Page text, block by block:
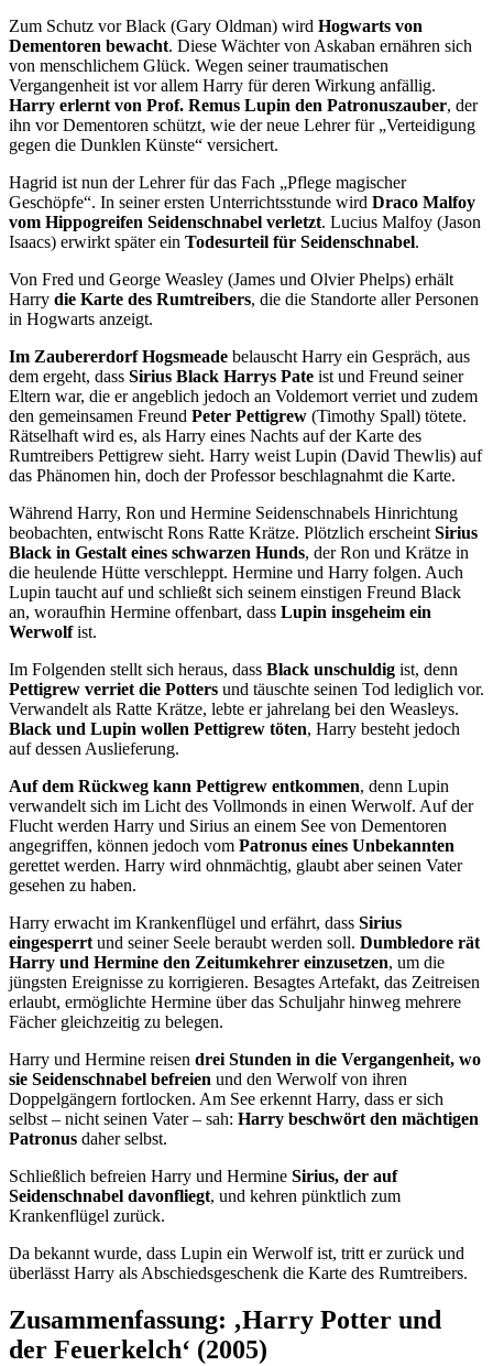
Zum Schutz vor Black (Gary Oldman) wird Hogwarts von
Dementoren bewacht. Diese Wächter von Askaban ernähren sich
von menschlichem Glück. Wegen seiner traumatischen
Vergangenheit ist vor allem Harry für deren Wirkung anfällig.
Harry erlernt von Prof. Remus Lupin den Patronuszauber, der
ihn vor Dementoren schützt, wie der neue Lehrer für „Verteidigung
gegen die Dunklen Künste“ versichert.
Hagrid ist nun der Lehrer für das Fach „Pflege magischer
Geschöpfe“. In seiner ersten Unterrichtsstunde wird Draco Malfoy
vom Hippogreifen Seidenschnabel verletzt. Lucius Malfoy (Jason
Isaacs) erwirkt später ein Todesurteil für Seidenschnabel.
Von Fred und George Weasley (James und Olvier Phelps) erhält
Harry die Karte des Rumtreibers, die die Standorte aller Personen
in Hogwarts anzeigt.
Im Zaubererdorf Hogsmeade belauscht Harry ein Gespräch, aus
dem ergeht, dass Sirius Black Harrys Pate ist und Freund seiner
Eltern war, die er angeblich jedoch an Voldemort verriet und zudem
den gemeinsamen Freund Peter Pettigrew (Timothy Spall) tötete.
Rätselhaft wird es, als Harry eines Nachts auf der Karte des
Rumtreibers Pettigrew sieht. Harry weist Lupin (David Thewlis) auf
das Phänomen hin, doch der Professor beschlagnahmt die Karte.
Während Harry, Ron und Hermine Seidenschnabels Hinrichtung
beobachten, entwischt Rons Ratte Krätze. Plötzlich erscheint Sirius
Black in Gestalt eines schwarzen Hunds, der Ron und Krätze in
die heulende Hütte verschleppt. Hermine und Harry folgen. Auch
Lupin taucht auf und schließt sich seinem einstigen Freund Black
an, woraufhin Hermine offenbart, dass Lupin insgeheim ein
Werwolfist.
Im Folgenden stellt sich heraus, dass Black unschuldig ist, denn
Pettigrew verriet die Potters und täuschte seinen Tod lediglich vor.
Verwandelt als Ratte Krätze, lebte er jahrelang bei den Weasleys.
Black und Lupin wollen Pettigrew töten, Harry besteht jedoch
auf dessen Auslieferung.
Auf dem Rückweg kann Pettigrew entkommen, denn Lupin
verwandelt sich im Licht des Vollmonds in einen Werwolf. Auf der
Flucht werden Harry und Sirius an einem See von Dementoren
angegriffen, können jedoch vom Patronus eines Unbekannten
gerettet werden. Harry wird ohnmächtig, glaubt aber seinen Vater
gesehen zu haben.
Harry erwacht im Krankenflügel und erfährt, dass Sirius
eingesperrt und seiner Seele beraubt werden soll. Dumbledore rät
Harry und Hermine den Zeitumkehrer einzusetzen, um die
jüngsten Ereignisse zu korrigieren. Besagtes Artefakt, das Zeitreisen
erlaubt, ermöglichte Hermine über das Schuljahr hinweg mehrere
Fächer gleichzeitig zu belegen.
Harry und Hermine reisen drei Stunden in die Vergangenheit, wo
sie Seidenschnabel befreien und den Werwolf von ihren
Doppelgängern fortlocken. Am See erkennt Harry, dass er sich
selbst – nicht seinen Vater – sah: Harry beschwört den mächtigen
Patronus daher selbst.
Schließlich befreien Harry und Hermine Sirius, der auf
Seidenschnabel davonfliegt, und kehren pünktlich zum
Krankenflügel zurück.
Da bekannt wurde, dass Lupin ein Werwolf ist, tritt er zurück und
überlässt Harry als Abschiedsgeschenk die Karte des Rumtreibers.
Zusammenfassung: ‚Harry Potter und
der Feuerkelch‘ (2005)